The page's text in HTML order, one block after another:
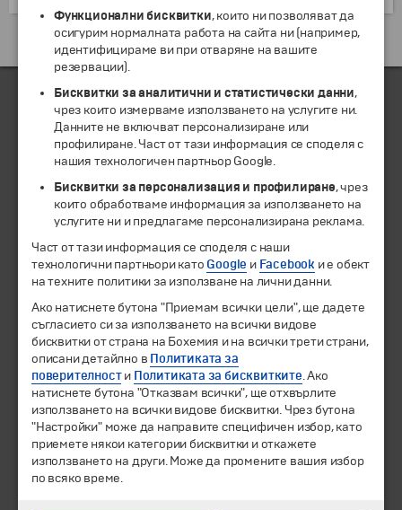
Екскурзии и почивки до Австрия »
ЧЛЕН НА
© 1994-2026 Бохемия ООД.Всички права запазени.
Екскурзии и почивки
Направления
Календар
Всички програми от А до Я
Промоции
Горещи оферти
Функционални бисквитки, които ни позволяват да
осигурим нормалната работа на сайта ни (например,
идентифицираме ви при отваряне на вашите
резервации).
Бисквитки за аналитични и статистически данни,
чрез които измерваме използването на услугите ни.
Данните не включват персонализиране или
профилиране. Част от тази информация се споделя с
нашия технологичен партньор Google.
Бисквитки за персонализация и профилиране, чрез
които обработваме информация за използването на
услугите ни и предлагаме персонализирана реклама.
Част от тази информация се споделя с наши
технологични партньори като Google и Facebook и е обект
на техните политики за използване на лични данни.
Ако натиснете бутона "Приемам всички цели", ще дадете
съгласието си за използването на всички видове
бисквитки от страна на Бохемия и на всички трети страни,
описани детайлно в Политиката за
поверителности Политиката за бисквитките. Ако
натиснете бутона "Отказвам всички", ще отхвърлите
използването на всички видове бисквитки. Чрез бутона
"Настройки" може да направите специфичен избор, като
приемете някои категории бисквитки и откажете
използването на други. Може да промените вашия избор
по всяко време.